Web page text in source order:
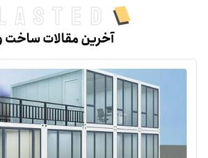
آخرین مقالات ساخت